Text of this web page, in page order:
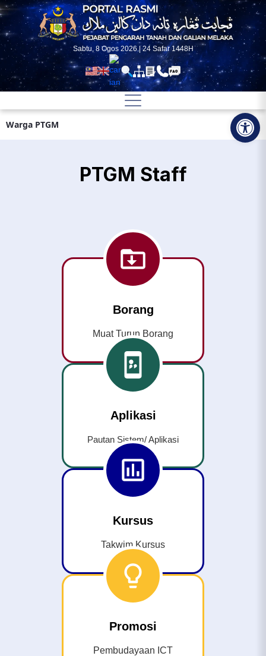
Skip to Main Content
Sabtu, 8 Ogos 2026 | 24 Safar 1448H
Warga PTGM
PTGM Staff
Borang
Muat Turun Borang
Aplikasi
Pautan Sistem/ Aplikasi
Kursus
Takwim Kursus
Promosi
Pembudayaan ICT